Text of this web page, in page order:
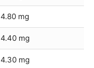
4.80 mg
4.40 mg
4.30 mg